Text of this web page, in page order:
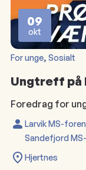
09
okt
For unge, Sosialt
Ungtreff på
Foredrag for
Larvik MS-
Sandefjord
Hjertnes